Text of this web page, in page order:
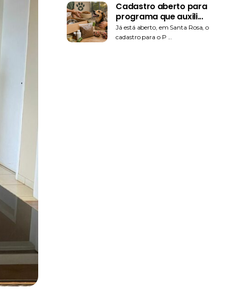
Cadastro aberto para
programa que auxili...
Já está aberto, em Santa Rosa, o
cadastro para o P ...